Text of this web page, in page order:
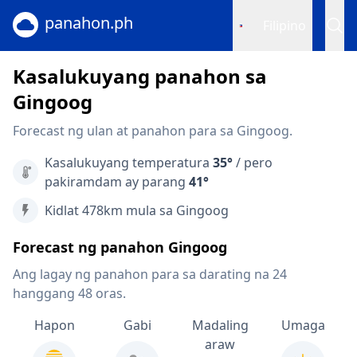
panahon.ph
Kasalukuyang panahon sa
Gingoog
Forecast ng ulan at panahon para sa Gingoog.
Kasalukuyang temperatura 35°/ pero
pakiramdam ay parang 41°
Kidlat 478km mula sa Gingoog
Forecast ng panahon Gingoog
Ang lagay ng panahon para sa darating na 24
hanggang 48 oras.
Hapon
Gabi
Madaling
araw
Umaga